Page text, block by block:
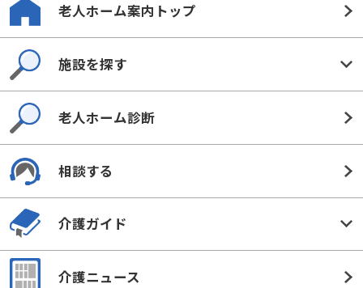
老人ホーム案内トップ
施設を探す
老人ホーム診断
相談する
介護ガイド
介護ニュース